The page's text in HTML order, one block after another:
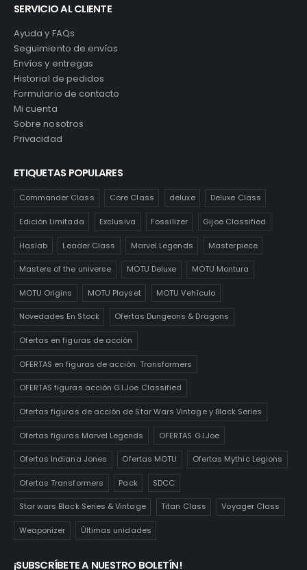
SERVICIO AL CLIENTE
Ayuda y FAQs
Seguimiento de envíos
Envíos y entregas
Historial de pedidos
Formulario de contacto
Mi cuenta
Sobre nosotros
Privacidad
ETIQUETAS POPULARES
Commander Class Core Class deluxe Deluxe Class
Edición Limitada Exclusiva Fossilizer Gijoe Classified
Haslab Leader Class Marvel Legends Masterpiece
Masters of the universe MOTU Deluxe MOTU Montura
MOTU Origins MOTU Playset MOTU Vehículo
Novedades En Stock Ofertas Dungeons & Dragons
Ofertas en figuras de acción
OFERTAS en figuras de acción. Transformers
OFERTAS figuras acción G.I.Joe Classified
Ofertas figuras de acción de Star Wars Vintage y Black Series
Ofertas figuras Marvel Legends OFERTAS G.I.Joe
Ofertas Indiana Jones Ofertas MOTU Ofertas Mythic Legions
Ofertas Transformers Pack SDCC
Star wars Black Series & Vintage Titan Class Voyager Class
Weaponizer Últimas unidades
¡SUBSCRÍBETE A NUESTRO BOLETÍN!